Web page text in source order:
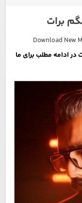
برات
Download New
ادامه مطلب برای ما